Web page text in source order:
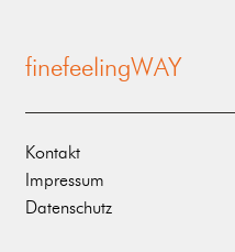
finefeelingWAY
Kontakt
Impressum
Datenschutz